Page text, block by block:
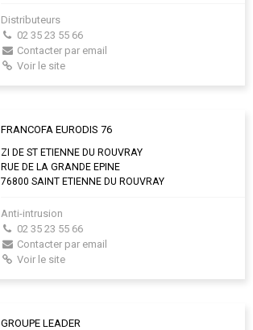
Distributeurs
02 35 23 55 66
Contacter par email
Voir le site
FRANCOFA EURODIS 76
ZI DE ST ETIENNE DU ROUVRAY
RUE DE LA GRANDE EPINE
76800 SAINT ETIENNE DU ROUVRAY
Anti-intrusion
02 35 23 55 66
Contacter par email
Voir le site
GROUPE LEADER